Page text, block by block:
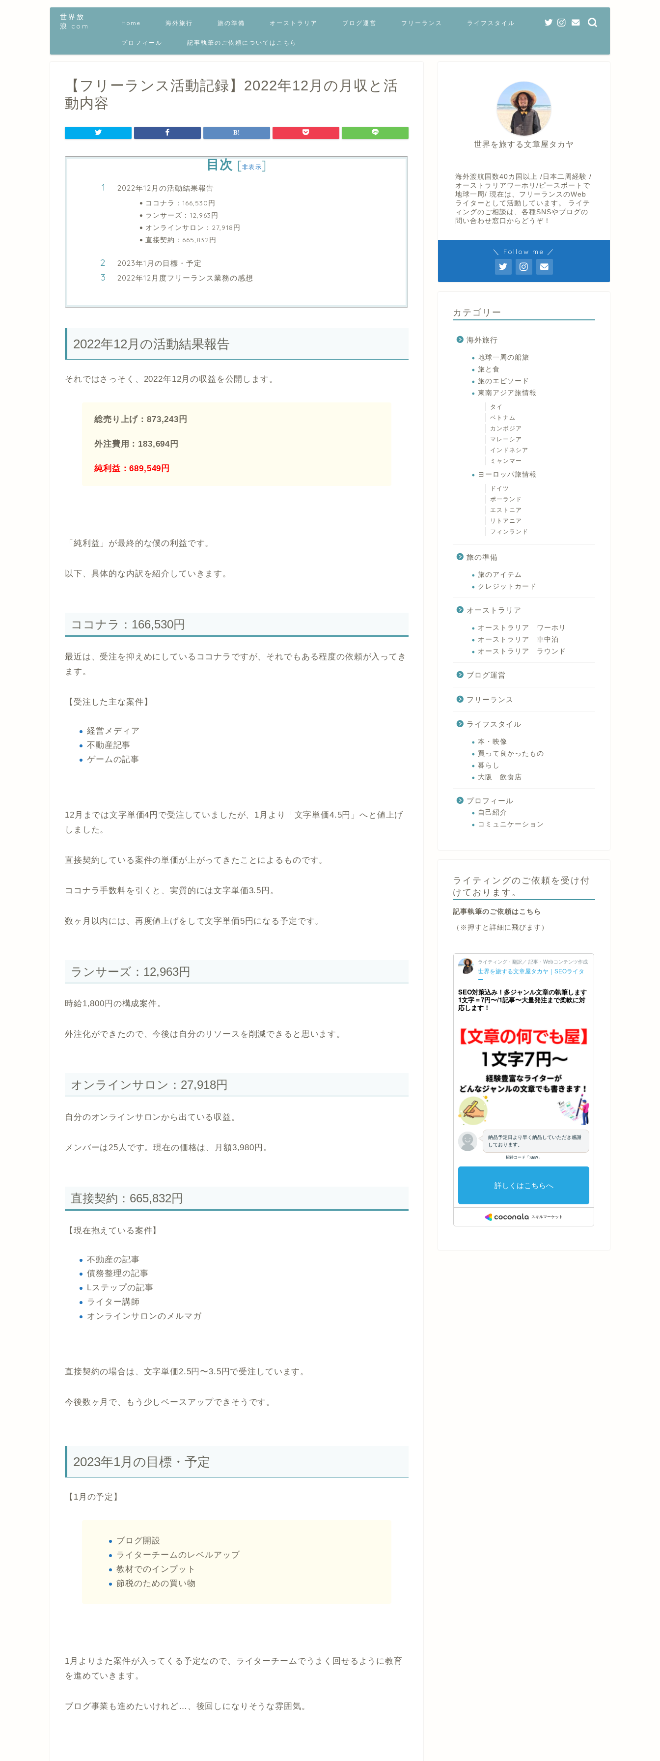
世界放
浪.com
Home 海外旅行 旅の準備 オーストラリア ブログ運営 フリーランス ライフスタイル
プロフィール 記事執筆のご依頼についてはこちら
【フリーランス活動記録】2022年12月の月収と活
動内容
目次 [非表示]
2022年12月の活動結果報告
ココナラ：166,530円
ランサーズ：12,963円
オンラインサロン：27,918円
直接契約：665,832円
2023年1月の目標・予定
2022年12月度フリーランス業務の感想
2022年12月の活動結果報告
それではさっそく、2022年12月の収益を公開します。
総売り上げ：873,243円
外注費用：183,694円
純利益：689,549円
「純利益」が最終的な僕の利益です。
以下、具体的な内訳を紹介していきます。
ココナラ：166,530円
最近は、受注を抑えめにしているココナラですが、それでもある程度の依頼が入ってき
ます。
【受注した主な案件】
経営メディア
不動産記事
ゲームの記事
12月までは文字単価4円で受注していましたが、1月より「文字単価4.5円」へと値上げ
しました。
直接契約している案件の単価が上がってきたことによるものです。
ココナラ手数料を引くと、実質的には文字単価3.5円。
数ヶ月以内には、再度値上げをして文字単価5円になる予定です。
ランサーズ：12,963円
時給1,800円の構成案件。
外注化ができたので、今後は自分のリソースを削減できると思います。
オンラインサロン：27,918円
自分のオンラインサロンから出ている収益。
メンバーは25人です。現在の価格は、月額3,980円。
直接契約：665,832円
【現在抱えている案件】
不動産の記事
債務整理の記事
Lステップの記事
ライター講師
オンラインサロンのメルマガ
直接契約の場合は、文字単価2.5円〜3.5円で受注しています。
今後数ヶ月で、もう少しベースアップできそうです。
2023年1月の目標・予定
【1月の予定】
ブログ開設
ライターチームのレベルアップ
教材でのインプット
節税のための買い物
1月よりまた案件が入ってくる予定なので、ライターチームでうまく回せるように教育
を進めていきます。
ブログ事業も進めたいけれど…、後回しになりそうな雰囲気。
世界を旅する文章屋タカヤ
海外渡航国数40カ国以上 /日本二周経験 /
オーストラリアワーホリ/ピースボートで
地球一周/ 現在は、フリーランスのWeb
ライターとして活動しています。 ライテ
ィングのご相談は、各種SNSやブログの
問い合わせ窓口からどうぞ！
＼ Follow me ／
カテゴリー
海外旅行
地球一周の船旅
旅と食
旅のエピソード
東南アジア旅情報
タイ
ベトナム
カンボジア
マレーシア
インドネシア
ミャンマー
ヨーロッパ旅情報
ドイツ
ポーランド
エストニア
リトアニア
フィンランド
旅の準備
旅のアイテム
クレジットカード
オーストラリア
オーストラリア ワーホリ
オーストラリア 車中泊
オーストラリア ラウンド
ブログ運営
フリーランス
ライフスタイル
本・映像
買って良かったもの
暮らし
大阪 飲食店
プロフィール
自己紹介
コミュニケーション
ライティングのご依頼を受け付
けております。
記事執筆のご依頼はこちら
（※押すと詳細に飛びます）